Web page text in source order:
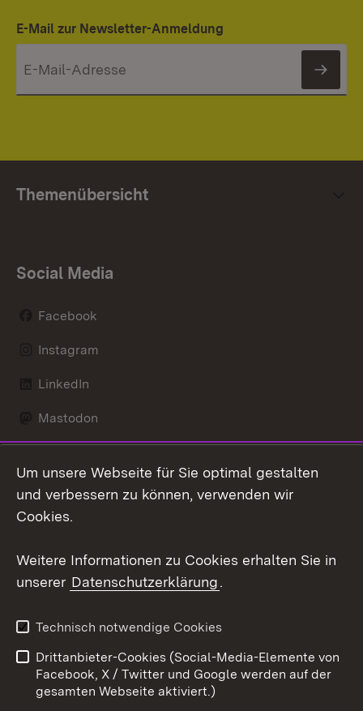
E-Mail zur Newsletter-Anmeldung
Themenübersicht
Social Media
Facebook
Instagram
LinkedIn
Mastodon
X / Twitter
Youtube
Kontakt
Datenschutz
Barrierefreiheit
Impressum Cookies
Um unsere Webseite für Sie optimal gestalten
und verbessern zu können, verwenden wir
Cookies.
Weitere Informationen zu Cookies erhalten Sie in
unserer Datenschutzerklärung.
Technisch notwendige Cookies
Drittanbieter-Cookies (Social-Media-Elemente von
Facebook, X / Twitter und Google werden auf der
gesamten Webseite aktiviert.)